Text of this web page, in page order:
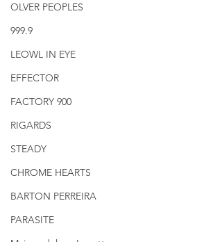
OLVER PEOPLES
999.9
LEOWL IN EYE
EFFECTOR
FACTORY 900
RIGARDS
STEADY
CHROME HEARTS
BARTON PERREIRA
PARASITE